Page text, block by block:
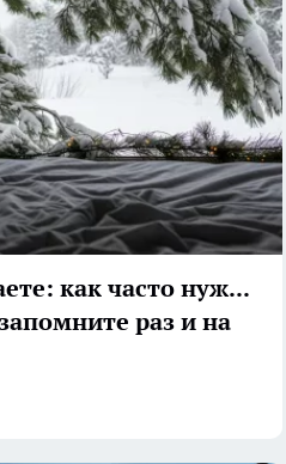
как часто нужно
раз и на